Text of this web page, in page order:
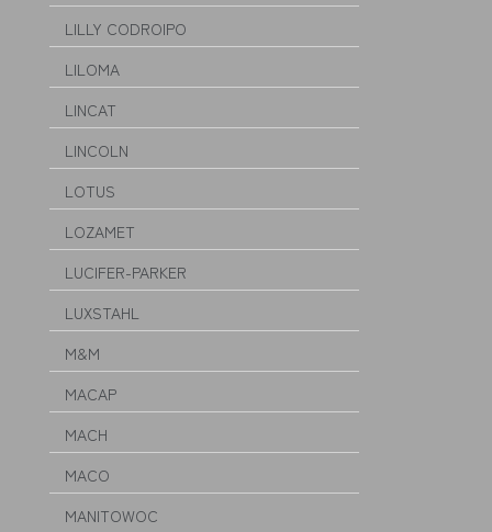
LILLY CODROIPO
LILOMA
LINCAT
LINCOLN
LOTUS
LOZAMET
LUCIFER-PARKER
LUXSTAHL
M&M
MACAP
MACH
MACO
MANITOWOC